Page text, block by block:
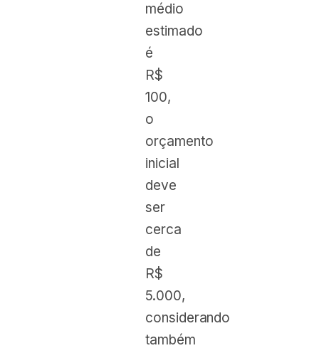
médio
estimado
é
R$
100,
o
orçamento
inicial
deve
ser
cerca
de
R$
5.000,
considerando
também